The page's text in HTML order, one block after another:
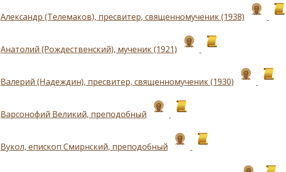
Александр (Телемаков), пресвитер, священномученик (1938)
Анатолий (Рождественский), мученик (1921)
Валерий (Надеждин), пресвитер, священномученик (1930)
Варсонофий Великий, преподобный
Вукол, епископ Смирнский, преподобный